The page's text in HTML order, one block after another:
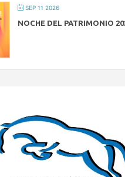
SEP 11 2026
NOCHE DEL PATRIMONIO